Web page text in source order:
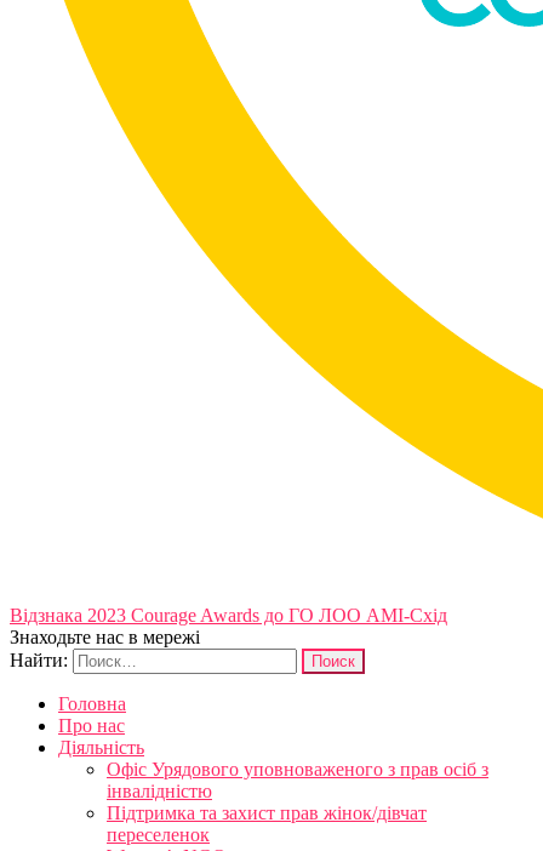
Відзнака 2023 Courage Awards до ГО ЛОО АМІ-Схід
Знаходьте нас в мережі
Найти:
Головна
Про нас
Діяльність
Офіс Урядового уповноваженого з прав осіб з
інвалідністю
Підтримка та захист прав жінок/дівчат
переселенок